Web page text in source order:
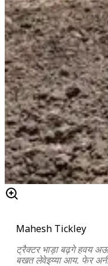
Mahesh Tickley
ट्रैक्टर भाड़ा बढ़गे हवय
बखत लेवेइय्या आय. फेर